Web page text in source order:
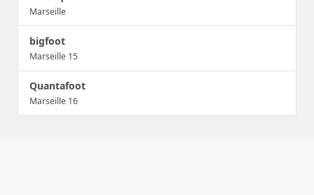
Marseille
bigfoot
Marseille 15
Quantafoot
Marseille 16